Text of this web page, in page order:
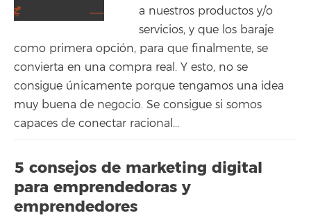
a nuestros productos y/o
servicios, y que los baraje
como primera opción, para que finalmente, se
convierta en una compra real. Y esto, no se
consigue únicamente porque tengamos una idea
muy buena de negocio. Se consigue si somos
capaces de conectar racional...
5 consejos de marketing digital
para emprendedoras y
emprendedores